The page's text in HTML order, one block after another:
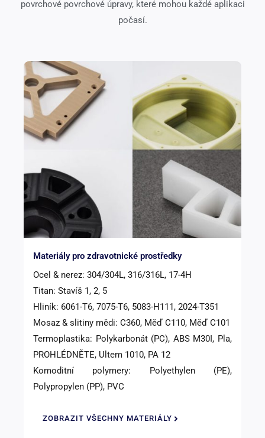
povrchové povrchové úpravy, které mohou každé aplikaci
počasí.
Materiály pro zdravotnické prostředky
Ocel & nerez: 304/304L, 316/316L, 17-4H
Titan: Stavíš 1, 2, 5
Hliník: 6061-T6, 7075-T6, 5083-H111, 2024-T351
Mosaz & slitiny mědi: C360, Měď C110, Měď C101
Termoplastika: Polykarbonát (PC), ABS M30I, Pla,
PROHLÉDNĚTE, Ultem 1010, PA 12
Komoditní polymery: Polyethylen (PE),
Polypropylen (PP), PVC
ZOBRAZIT VŠECHNY MATERIÁLY